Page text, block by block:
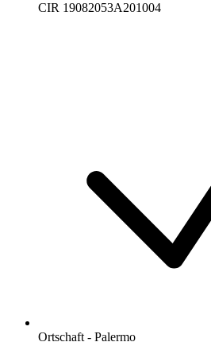
CIR 19082053A201004
Ortschaft - Palermo